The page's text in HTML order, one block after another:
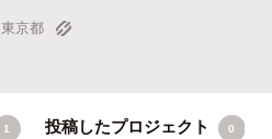
東京都
1 投稿したプロジェクト 0